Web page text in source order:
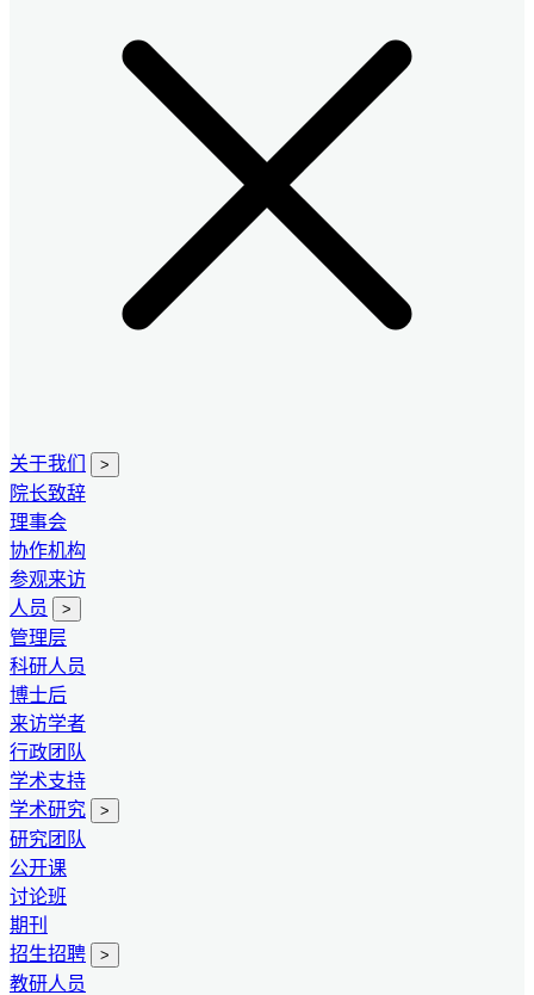
关于我们 >
院长致辞
理事会
协作机构
参观来访
人员
>
管理层
科研人员
博士后
来访学者
行政团队
学术支持
学术研究
>
研究团队
公开课
讨论班
期刊
招生招聘
>
教研人员